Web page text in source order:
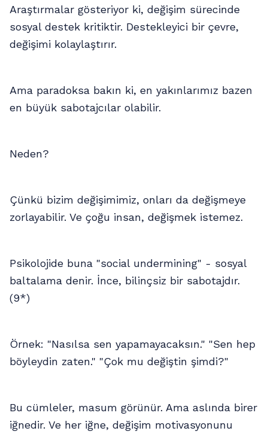
Araştırmalar gösteriyor ki, değişim sürecinde
sosyal destek kritiktir. Destekleyici bir çevre,
değişimi kolaylaştırır.
Ama paradoksa bakın ki, en yakınlarımız bazen
en büyük sabotajcılar olabilir.
Neden?
Çünkü bizim değişimimiz, onları da değişmeye
zorlayabilir. Ve çoğu insan, değişmek istemez.
Psikolojide buna "social undermining" - sosyal
baltalama denir. İnce, bilinçsiz bir sabotajdır.
(9*)
Örnek: "Nasılsa sen yapamayacaksın." "Sen hep
böyleydin zaten." "Çok mu değiştin şimdi?"
Bu cümleler, masum görünür. Ama aslında birer
iğnedir. Ve her iğne, değişim motivasyonunu